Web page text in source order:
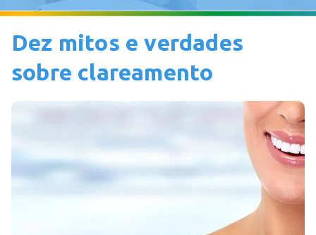
Dez mitos e verdades
sobre clareamento